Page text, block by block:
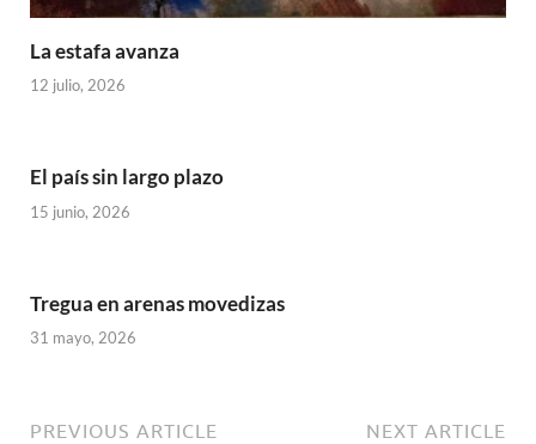
La estafa avanza
12 julio, 2026
El país sin largo plazo
15 junio, 2026
Tregua en arenas movedizas
31 mayo, 2026
PREVIOUS ARTICLE NEXT ARTICLE